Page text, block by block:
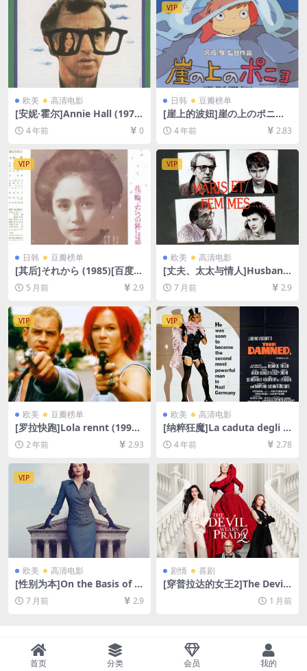
欧美 高清电影
[安妮·霍尔]Annie Hall (1977)
[百度网盘+迅雷云盘资源1080
P超清未删减][MP4/5.2GB][中
英字幕]
4 年前 0
VIP
日韩 豆瓣榜单
[崖上的波妞]崖の上のポニョ
(2008)[百度网盘+迅雷云盘资
源1080P超清未删减][MP4/5.
3GB][日语中字]
4 年前 2.83
VIP
日韩 豆瓣榜单
[其后]それから (1985)[百度网
盘+夸克网盘1080P超清未删
减资源][网盘在线播放/下载]
[MP4/8.5GB][中文字幕]
5 月前 2.9
VIP
欧美 高清电影
[丈夫、太太与情人]Husband
s and Wives (1992)[百度网
盘+夸克网盘1080P超清未删
减资源][网盘在线播放/下载]
[MP4/7GB][中英字幕]
7 月前 2.9
VIP
欧美 豆瓣榜单
[罗拉快跑]Lola rennt (1998)
[百度网盘+夸克网盘1080P超
清未删减资源][网盘在线播放/
2 年前 2.93
VIP
欧美 高清电影
[纳粹狂魔]La caduta degli d
ei (Götterdämmerung) (19
69)[百度网盘+迅雷云盘资源1
B][中文字幕]
4 年前 2.78
VIP
欧美 高清电影
[性别为本]On the Basis of S
ex (2018)[百度网盘+夸克网盘
1080P超清未删减资源][网盘
7 月前 2.9
剧情 喜剧
[穿普拉达的女王2]The Devil
Wears Prada 2 (2026)[百度
网盘+夸克网盘1080P超清未1 月前
首页 分类 会员 我的